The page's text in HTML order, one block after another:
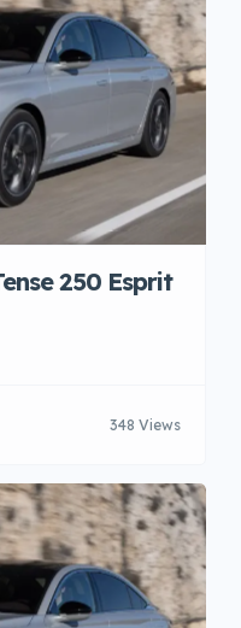
250 Esprit
348 Views